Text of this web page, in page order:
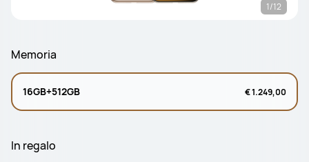
1/12
Memoria
16GB+512GB € 1.249,00
In regalo